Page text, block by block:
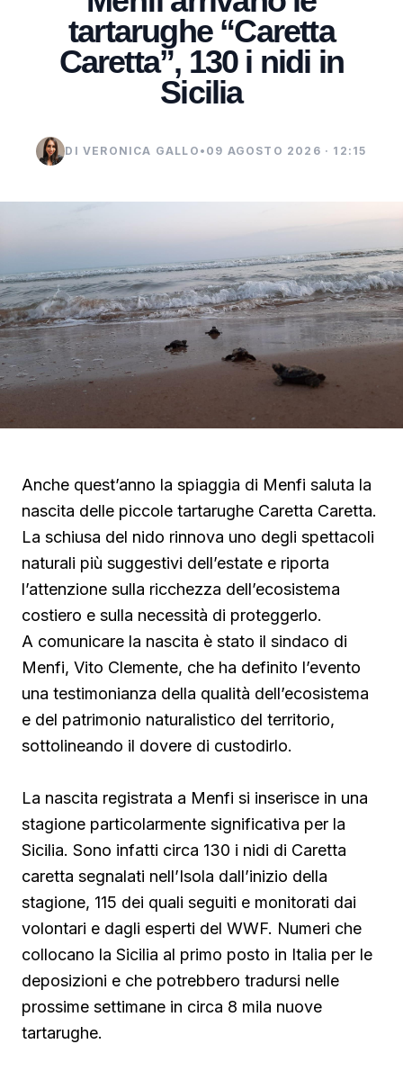
tartarughe “Caretta
Caretta”, 130 i nidi in
Sicilia
DI VERONICA GALLO • 09 AGOSTO 2026 · 12:15
Anche quest’anno la spiaggia di Menfi saluta la
nascita delle piccole tartarughe Caretta Caretta.
La schiusa del nido rinnova uno degli spettacoli
naturali più suggestivi dell’estate e riporta
l’attenzione sulla ricchezza dell’ecosistema
costiero e sulla necessità di proteggerlo.
A comunicare la nascita è stato il sindaco di
Menfi, Vito Clemente, che ha definito l’evento
una testimonianza della qualità dell’ecosistema
e del patrimonio naturalistico del territorio,
sottolineando il dovere di custodirlo.
La nascita registrata a Menfi si inserisce in una
stagione particolarmente significativa per la
Sicilia. Sono infatti circa 130 i nidi di Caretta
caretta segnalati nell’Isola dall’inizio della
stagione, 115 dei quali seguiti e monitorati dai
volontari e dagli esperti del WWF. Numeri che
collocano la Sicilia al primo posto in Italia per le
deposizioni e che potrebbero tradursi nelle
prossime settimane in circa 8 mila nuove
tartarughe.